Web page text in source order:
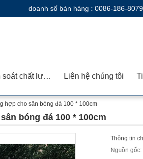
doanh số bán hàng : 0086-186-
Kiểm soát chất lượng Liên hệ chúng tôi
hợp cho sân bóng đá 100 * 100cm
bóng đá 100 * 100cm
Thông tin
Nguồn gốc: